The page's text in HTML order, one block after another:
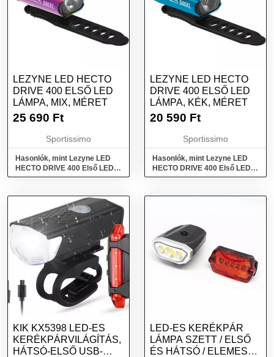
LEZYNE LED HECTO
DRIVE 400 ELSŐ LED
LÁMPA, MIX, MÉRET
25 690 Ft
Sportissimo
Hasonlók, mint Lezyne LED
HECTO DRIVE 400 Első LED
lámpa, mix, méret
LEZYNE LED HECTO
DRIVE 400 ELSŐ LED
LÁMPA, KÉK, MÉRET
20 590 Ft
Sportissimo
Hasonlók, mint Lezyne LED
HECTO DRIVE 400 Első LED
lámpa, kék, méret
KIK KX5398 LED-ES
KERÉKPÁRVILÁGÍTÁS,
HÁTSÓ-ELSŐ USB-
LED-ES KERÉKPÁR
LÁMPA SZETT / ELSŐ
ÉS HÁTSÓ / ELEMES